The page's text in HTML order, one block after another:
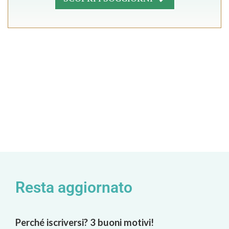
Resta aggiornato
Perché iscriversi? 3 buoni motivi!